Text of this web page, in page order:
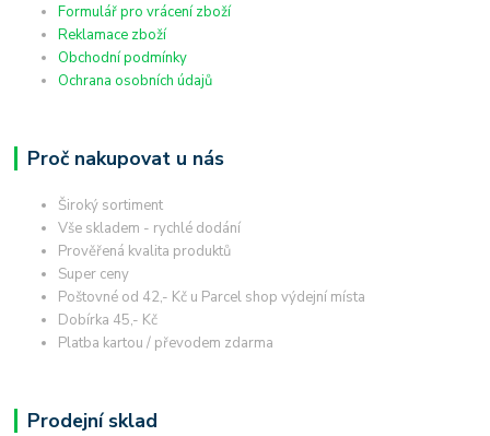
Formulář pro vrácení zboží
Reklamace zboží
Obchodní podmínky
Ochrana osobních údajů
Proč nakupovat u nás
Široký sortiment
Vše skladem - rychlé dodání
Prověřená kvalita produktů
Super ceny
Poštovné od 42,- Kč u Parcel shop výdejní místa
Dobírka 45,- Kč
Platba kartou / převodem zdarma
Prodejní sklad